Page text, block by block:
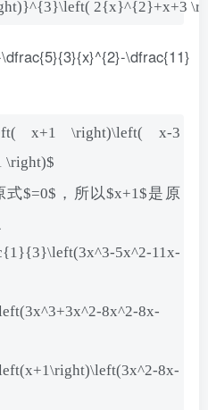
2{x}^{2}+x+3
\dfrac{11}
x+1 \right)\left( x-3
\right)$
式$=0$，所以$x+1$是原
5x^2-11x-
8x^2-8x-
8x-